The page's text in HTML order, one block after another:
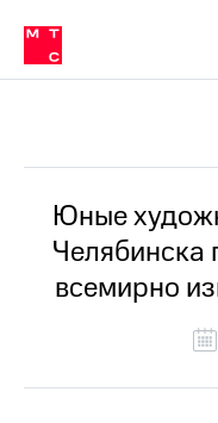
Медиа-центр
и акционерам
Устойчивое развитие
Комплаенс и деловая этика
компании
Карьера
История
компании
Правовая
информация
в МТС
Пресс-
релизы
МТС
о
Юные
Челябинска
всемирно